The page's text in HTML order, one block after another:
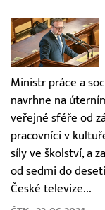
Ministr práce a
navrhne na
veřejné sféře od
pracovníci v
síly ve školství, a
od sedmi do
České televize...